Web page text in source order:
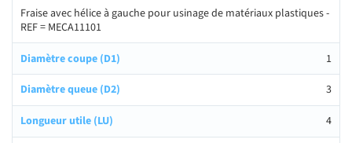
Fraise avec hélice à gauche pour usinage de matériaux plastiques -
REF = MECA11101
1
3
4